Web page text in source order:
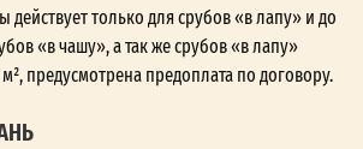
действует только для срубов «в лапу» и до
«в чашу», а так же срубов «в лапу»
предусмотрена предоплата по договору.